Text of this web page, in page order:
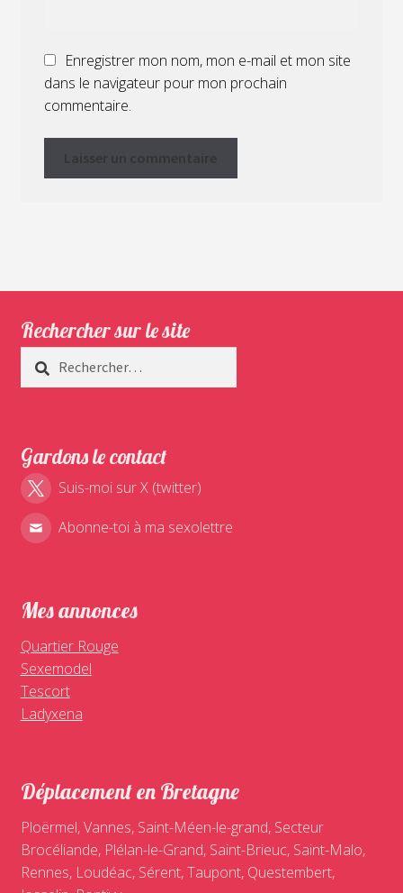
Enregistrer mon nom, mon e-mail et mon site
dans le navigateur pour mon prochain
commentaire.
Rechercher sur le site
Rechercher :
Gardons le contact
Suis-moi sur X (twitter)
Abonne-toi à ma sexolettre
Mes annonces
Quartier Rouge
Sexemodel
Tescort
Ladyxena
Déplacement en Bretagne
Ploërmel, Vannes, Saint-Méen-le-grand, Secteur
Brocéliande, Plélan-le-Grand, Saint-Brieuc, Saint-Malo,
Rennes, Loudéac, Sérent, Taupont, Questembert,